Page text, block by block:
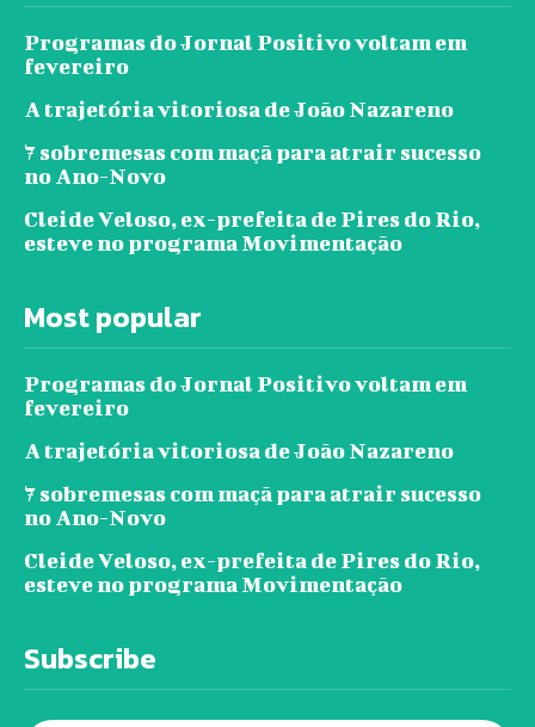
Programas do Jornal Positivo voltam em
fevereiro
A trajetória vitoriosa de João Nazareno
7 sobremesas com maçã para atrair sucesso
no Ano-Novo
Cleide Veloso, ex-prefeita de Pires do Rio,
esteve no programa Movimentação
Most popular
Programas do Jornal Positivo voltam em
fevereiro
A trajetória vitoriosa de João Nazareno
7 sobremesas com maçã para atrair sucesso
no Ano-Novo
Cleide Veloso, ex-prefeita de Pires do Rio,
esteve no programa Movimentação
Subscribe